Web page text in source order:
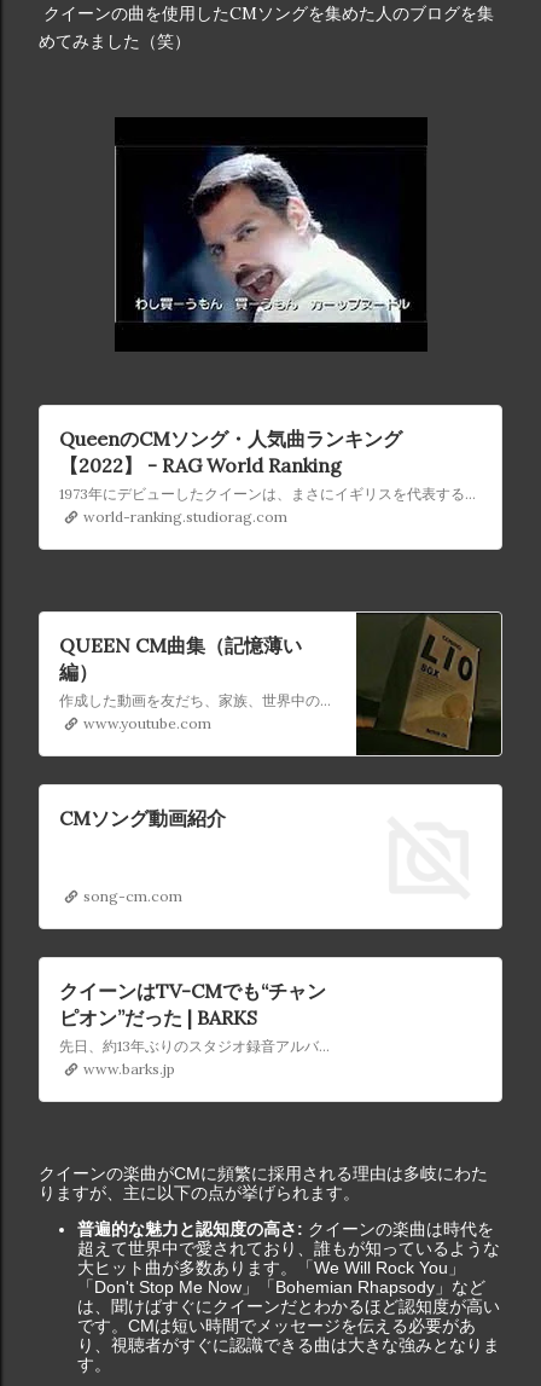
アムに足を踏み鳴らすような音で包み込み、勝利のメロディ
ーで気分を高揚させ、心のこもった歌詞で感情を呼び起こす
れています。 クイーンの歴代ベストソング 10 音楽の歴史に
おいて、クイーンほど伝説的な地位を獲得したバンドはごく
わずかです。ロック、オペラ、ファンク、ポップスを融合さ
せて時代を超えたアンセムを生み出す比類のない才能を持つ
クイーンの音楽は、世代を超えて受け継がれ、史上最も象徴
的なバンドの 1 つとなっています。 queen.carbodiet.work
クイーンの歴代ベストソング 10
https://t.co/A1ZC3WUVVY #クイーン ...
クイーンの曲を使用したCMソングを集めた人のブログを集
めてみました（笑）
QueenのCMソング・人気曲ランキング
【2022】 - RAG World Ranking
1973年にデビューしたクイーンは、まさにイギリスを代表する伝説的なロックバンドです。ボーカルのフレディ・マーキュリーは若くして亡くなりましたが、その名曲の数々はいつの時代も健在です。しびれるような歌声がたまりません。こちらではクイーンのCMソング・人気曲をランキングでご紹介します。聴いたことがある曲が多数ランクインしていると思いますよ！
world-ranking.studiorag.com
QUEEN CM曲集（記憶薄い
編）
作成した動画を友だち、家族、世界中の人たちと共有
www.youtube.com
CMソング動画紹介
song-cm.com
クイーンはTV-CMでも“チャン
ピオン”だった | BARKS
先日、約13年ぶりのスタジオ録音アルバムとなるニュー・アルバムを9月にリリースする事を発表し、世界中のクイーン・ファン50億人を狂喜させた彼らだが、誰も知らないうちにちゃっかりと、また新たな伝説を日本で打ち立ててい...
www.barks.jp
クイーンの楽曲がCMに頻繁に採用される理由は多岐にわた
りますが、主に以下の点が挙げられます。
普遍的な魅力と認知度の高さ: クイーンの楽曲は時代を
超えて世界中で愛されており、誰もが知っているような
大ヒット曲が多数あります。「We Will Rock You」
「Don't Stop Me Now」「Bohemian Rhapsody」など
は、聞けばすぐにクイーンだとわかるほど認知度が高い
です。CMは短い時間でメッセージを伝える必要があ
り、視聴者がすぐに認識できる曲は大きな強みとなりま
す。